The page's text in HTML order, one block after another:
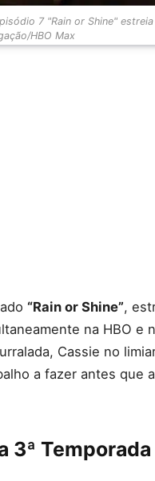
7 "Rain or Shine"
HBO Max
“Rain or Shine”,
na HBO e
Cassie no
a fazer antes que
3ª